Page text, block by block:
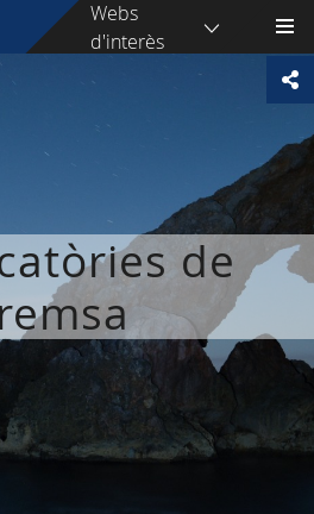
Webs
d'interès
de